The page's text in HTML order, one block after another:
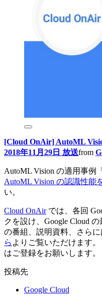
[Cloud OnAir] AutoML
2018年11月29日 放送from
AutoML Vision の適用事例「
AutoML Vision の認識性能
い。
Cloud OnAirでは、各回
クを設け、Google Cloud
の番組、説明資料、さら
ら よりご覧いただけます
はご登録をお願いします。
投稿先
Google Cloud